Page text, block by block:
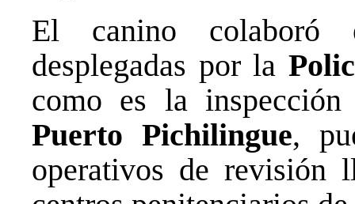
El canino colaboró
desplegadas por la
como es la
Puerto Pichilingue,
operativos de revisión